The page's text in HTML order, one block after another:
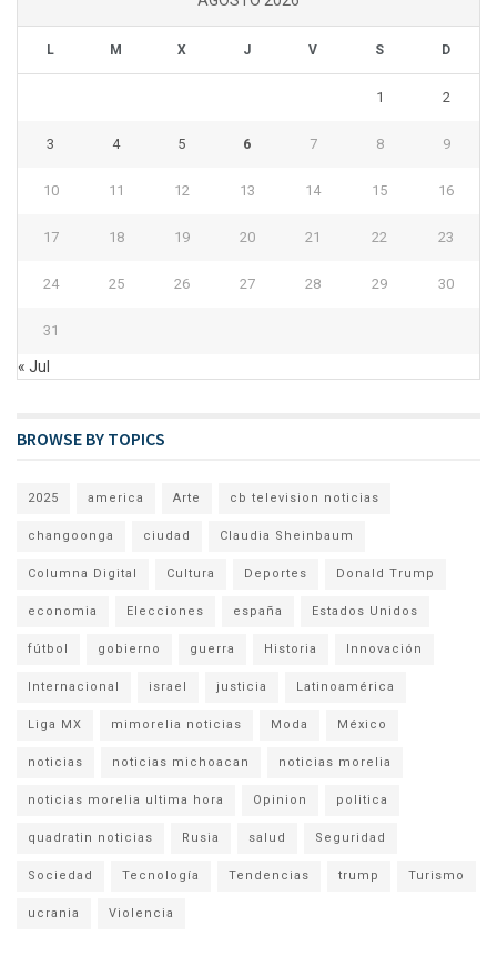
L M X J V S D
1 2
3 4 5 6 7 8 9
10 11 12 13 14 15 16
17 18 19 20 21 22 23
24 25 26 27 28 29 30
31
« Jul
BROWSE BY TOPICS
2025 america Arte cb television noticias
changoonga ciudad Claudia Sheinbaum
Columna Digital Cultura Deportes Donald Trump
economia Elecciones españa Estados Unidos
fútbol gobierno guerra Historia Innovación
Internacional israel justicia Latinoamérica
Liga MX mimorelia noticias Moda México
noticias noticias michoacan noticias morelia
noticias morelia ultima hora Opinion politica
quadratin noticias Rusia salud Seguridad
Sociedad Tecnología Tendencias trump Turismo
ucrania Violencia